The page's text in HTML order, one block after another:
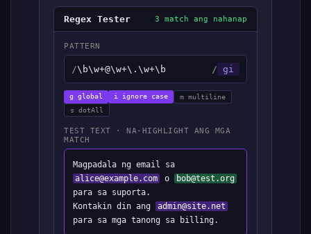
Regex Tester 3 match ang nahanap
PATTERN
/\b\w+@\w+\.\w+\b / gi
g global i ignore case
m multiline
s dotAll
TEST TEXT · NA-HIGHLIGHT ANG MGA
MATCH
Magpadala ng email sa
alice@example.com
o
bob@test.org
para sa suporta.
Kontakin din ang
admin@site.net
para sa mga tanong sa billing.